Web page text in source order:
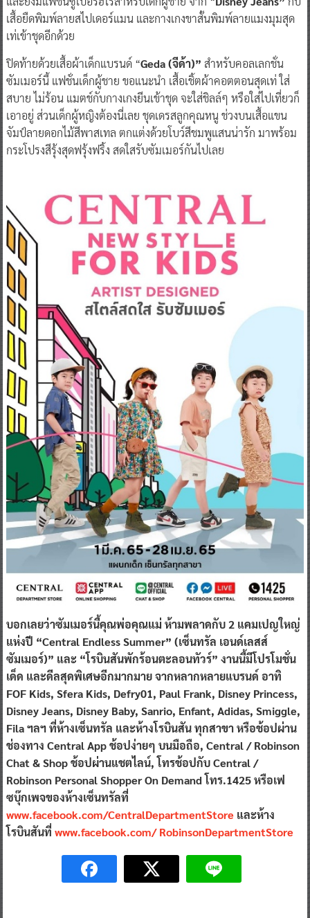
เสื้อยืดพิมพ์ลายสไปเดอร์แมน และกางเกงขาสั้นพิมพ์ลายแมงมุมสุด
เท่เข้าชุดอีกด้วย
ปิดท้ายด้วยเสื้อผ้าเด็กแบรนด์ “Geda (จีด้า)” สำหรับคอลเลกชั่น
ซัมเมอร์นี้ แฟชั่นเด็กผู้ชาย ขอแนะนำ เสื้อเชิ้ตผ้าคอตตอนสุดเท่ ใส่
สบาย ไม่ร้อน แมตช์กับกางเกงยีนเข้าชุด จะใส่ชิลล์ๆ หรือใส่ไปเที่ยวก็
เอาอยู่ ส่วนเด็กผู้หญิงต้องนี่เลย ชุดเดรสลูกคุณหนู ช่วงบนเสื้อแขน
จัมป์ลายดอกไม้สีพาสเทล ตกแต่งด้วยโบว์สีชมพูแสนน่ารัก มาพร้อม
กระโปรงสีรุ้งสุดฟรุ้งฟริ้ง สดใสรับซัมเมอร์กันไปเลย
บอกเลยว่าซัมเมอร์นี้คุณพ่อคุณแม่ ห้ามพลาดกับ2 แคมเปญใหญ่
แห่งปี “Central Endless Summer” (เซ็นทรัล เอนด์เลสส์
ซัมเมอร์)” และ “โรบินสันพักร้อนตะลอนทัวร์” งานนี้มีโปรโมชั่น
เด็ด และดีลสุดพิเศษอีกมากมาย จากหลากหลายแบรนด์ อาทิ
FOF Kids, Sfera Kids, Defry01, Paul Frank, Disney Princess,
Disney Jeans, Disney Baby, Sanrio, Enfant, Adidas, Smiggle,
Fila ฯลฯ ที่ห้างเซ็นทรัล และห้างโรบินสัน ทุกสาขา หรือช้อปผ่าน
ช่องทาง Central App ช้อปง่ายๆ บนมือถือ, Central / Robinson
Chat & Shop ช้อปผ่านแชตไลน์, โทรช้อปกับ Central /
Robinson Personal Shopper On Demand โทร.1425 หรือเฟ
ซบุ๊กเพจของห้างเซ็นทรัลที่
www.facebook.com/CentralDepartmentStoreและห้าง
โรบินสันที่ www.facebook.com/ RobinsonDepartmentStore